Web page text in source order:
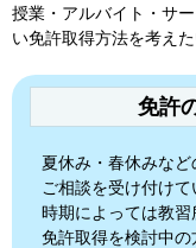
授業・アルバイト・サ
い免許取得方法を考え
免許
夏休み・春休みな
ご相談を受け付けて
時期によっては教習
免許取得を検討中の